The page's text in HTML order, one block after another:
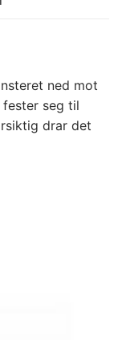
ned mot
seg til
drar det